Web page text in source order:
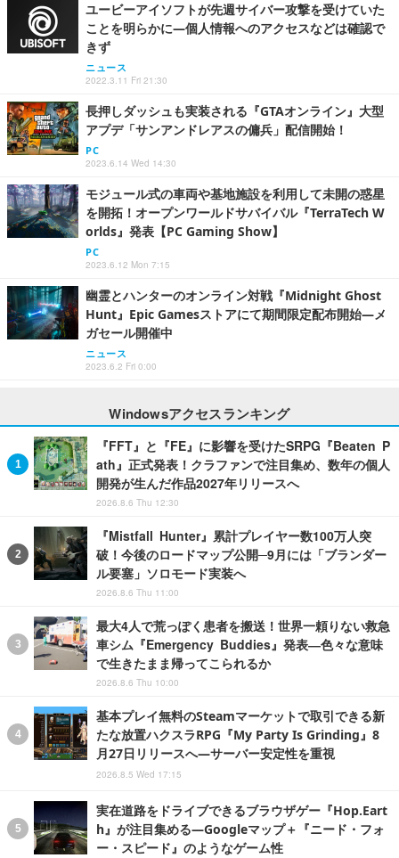
ユービーアイソフトが先週サイバー攻撃を受けていた
ことを明らかに―個人情報へのアクセスなどは確認で
きず
ニュース
2022.3.11 Fri 21:30
長押しダッシュも実装される『GTAオンライン』大型
アプデ「サンアンドレアスの傭兵」配信開始！
PC
2023.6.14 Wed 14:30
モジュール式の車両や基地施設を利用して未開の惑星
を開拓！オープンワールドサバイバル『TerraTech W
orlds』発表【PC Gaming Show】
PC
2023.6.12 Mon 7:15
幽霊とハンターのオンライン対戦『Midnight Ghost
Hunt』Epic Gamesストアにて期間限定配布開始―メ
ガセール開催中
ニュース
2023.6.2 Fri 0:00
Windowsアクセスランキング
『FFT』と『FE』に影響を受けたSRPG『Beaten P
ath』正式発表！クラファンで注目集め、数年の個人
開発が生んだ作品2027年リリースへ
2026.8.6 Thu 12:30
『Mistfall Hunter』累計プレイヤー数100万人突
破！今後のロードマップ公開─9月には「ブランダー
ル要塞」ソロモード実装へ
2026.8.6 Thu 11:00
最大4人で荒っぽく患者を搬送！世界一頼りない救急
車シム『Emergency Buddies』発表―色々な意味
で生きたまま帰ってこられるか
2026.8.6 Thu 10:00
基本プレイ無料のSteamマーケットで取引できる新
たな放置ハクスラRPG『My Party Is Grinding』8
月27日リリースへ―サーバー安定性を重視
2026.8.5 Wed 17:15
実在道路をドライブできるブラウザゲー『Hop.Eart
h』が注目集める―Googleマップ＋『ニード・フォ
ー・スピード』のようなゲーム性